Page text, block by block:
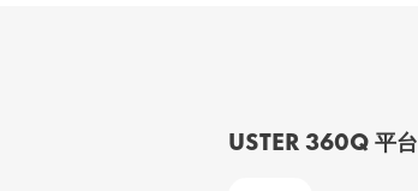
USTER 360Q 平台